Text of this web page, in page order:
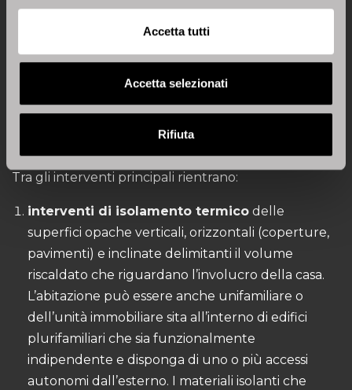
Accetta tutti
Accetta selezionati
Rifiuta
unità immobiliari che compongono l’edificio, se lo
stesso è composto da due a otto unità immobiliari.
stesso è composto da più di otto unità immobiliari.
Tra gli interventi principali rientrano:
interventi di isolamento termico delle
superfici opache verticali, orizzontali (coperture,
pavimenti) e inclinate delimitanti il volume
riscaldato che riguardano l’involucro della casa.
L’abitazione può essere anche unifamiliare o
dell’unità immobiliare sita all’interno di edifici
plurifamiliari che sia funzionalmente
indipendente e disponga di uno o più accessi
autonomi dall’esterno. I materiali isolanti che